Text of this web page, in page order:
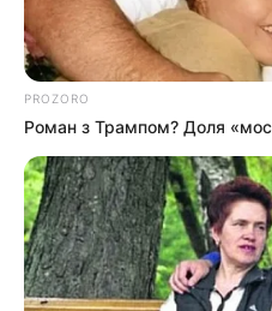
Новини
психологічної
Катування, кайданки та
людей: працівника
судитимуть, дії ще двох
PROZORO
Роман з Трампом? Доля